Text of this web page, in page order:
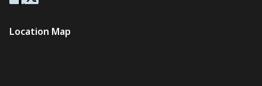
Location Map